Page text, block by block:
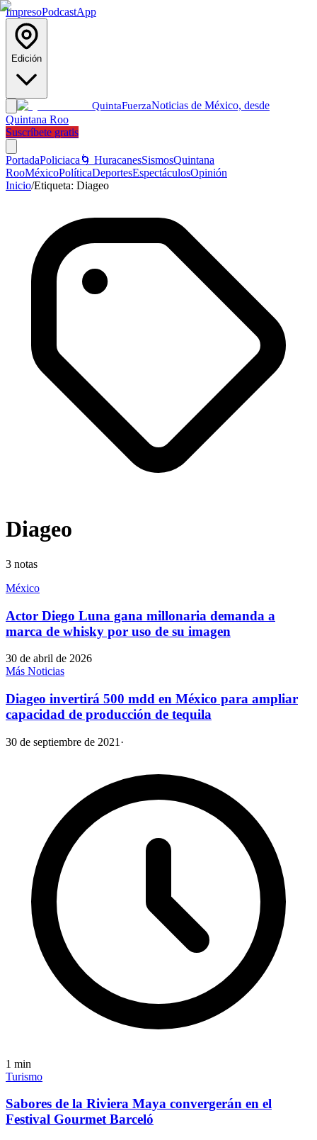
ImpresoPodcastApp
Edición
QuintaFuerzaNoticias de México, desde
Quintana Roo
Suscríbete gratis
PortadaPoliciaca 🌀 HuracanesSismosQuintana
RooMéxicoPolíticaDeportesEspectáculosOpinión
Inicio/Etiqueta: Diageo
Diageo
3 notas
México
Actor Diego Luna gana millonaria demanda a
marca de whisky por uso de su imagen
30 de abril de 2026
Más Noticias
Diageo invertirá 500 mdd en México para ampliar
capacidad de producción de tequila
30 de septiembre de 2021 ·
1 min
Turismo
Sabores de la Riviera Maya convergerán en el
Festival Gourmet Barceló